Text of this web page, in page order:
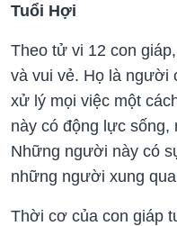
Tuổi Hợi
Theo tử vi 12 con
và vui vẻ. Họ là người
xử lý mọi việc một
này có động lực sống,
Những người này có
những người xung
Thời cơ của con giáp